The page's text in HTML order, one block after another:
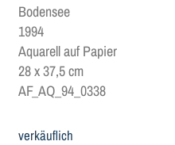
Bodensee
1994
Aquarell auf Papier
28 x 37,5 cm
AF_AQ_94_0338
verkäuflich